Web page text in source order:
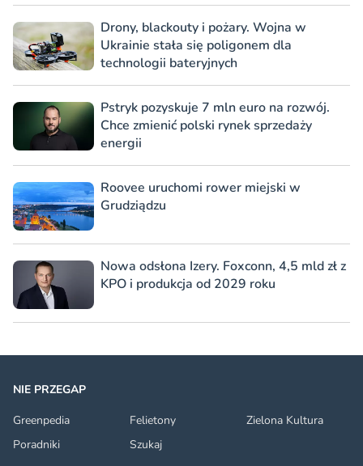
Drony, blackouty i pożary. Wojna w
Ukrainie stała się poligonem dla
technologii bateryjnych
Pstryk pozyskuje 7 mln euro na rozwój.
Chce zmienić polski rynek sprzedaży
energii
Roovee uruchomi rower miejski w
Grudziądzu
Nowa odsłona Izery. Foxconn, 4,5 mld zł z
KPO i produkcja od 2029 roku
NIE PRZEGAP
Greenpedia
Felietony
Zielona Kultura
Poradniki
Szukaj